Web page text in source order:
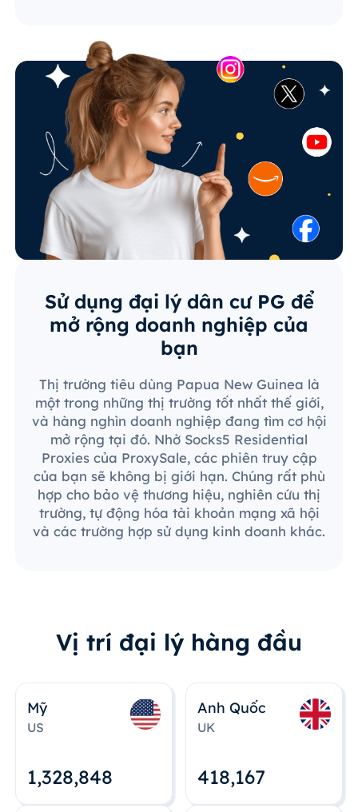
Sử dụng đại lý dân cư PG để
mở rộng doanh nghiệp của
bạn
Thị trường tiêu dùng Papua New Guinea là
một trong những thị trường tốt nhất thế giới,
và hàng nghìn doanh nghiệp đang tìm cơ hội
mở rộng tại đó. Nhờ Socks5 Residential
Proxies của ProxySale, các phiên truy cập
của bạn sẽ không bị giới hạn. Chúng rất phù
hợp cho bảo vệ thương hiệu, nghiên cứu thị
trường, tự động hóa tài khoản mạng xã hội
và các trường hợp sử dụng kinh doanh khác.
Vị trí đại lý hàng đầu
Mỹ
US
1,328,848
Anh Quốc
UK
418,167